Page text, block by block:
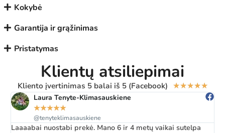
Kokybė
Garantija ir grąžinimas
Pristatymas
Klientų atsiliepimai
Kliento įvertinimas 5 balai iš 5 (Facebook) ★★★★★
Laura Tenyte-Klimasauskiene
★★★★★
@tenyteklimasauskiene
Laaaabai nuostabi prekė. Mano 6 ir 4 metų vaikai sutelpa